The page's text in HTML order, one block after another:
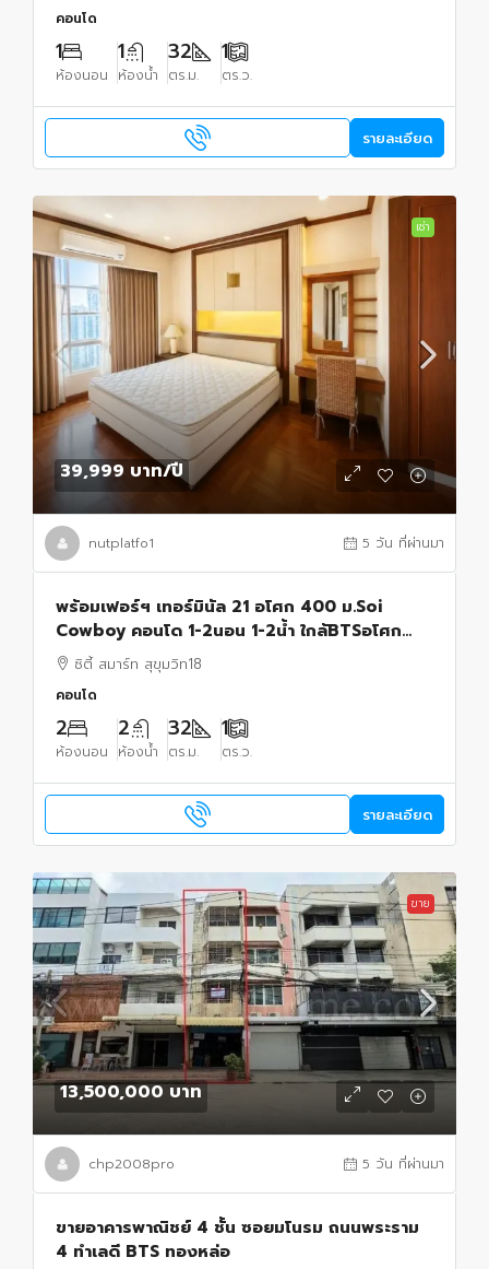
คอนโด
1
ห้องนอน
1
ห้องน้ำ
32
ตร.ม.
1
ตร.ว.
รายละเอียด
เช่า
39,999 บาท/ปี
nutplatfo1 5 วัน ที่ผ่านมา
พร้อมเฟอร์ฯ เทอร์มินัล 21 อโศก 400 ม.Soi
Cowboy คอนโด 1-2นอน 1-2น้ำ ใกล้BTSอโศก
300 ม.MRT สุขุมวิท ขนาด 32 ตร.ม. ชั้น 10
ซิตี้ สมาร์ท สุขุมวิท18
คอนโด
2
ห้องนอน
2
ห้องน้ำ
32
ตร.ม.
1
ตร.ว.
รายละเอียด
ขาย
13,500,000 บาท
chp2008pro 5 วัน ที่ผ่านมา
ขายอาคารพาณิชย์ 4 ชั้น ซอยมโนรม ถนนพระราม
4 ทำเลดี BTS ทองหล่อ